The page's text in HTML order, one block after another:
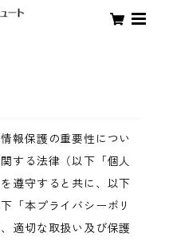
報保護の重要性につい
する法律（以下「個人
遵守すると共に、以下
「本プライバシーポリ
適切な取扱い及び保護